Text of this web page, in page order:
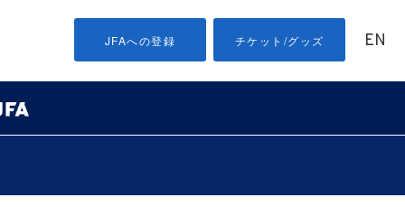
JFAへの登録 チケット/グッズ EN